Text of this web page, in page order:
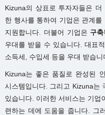
Kizuna의 상표로 투자자들은
한 행사를 통하여 기업은 관계
지원합니다. 더불어 기업은 구
우대를 받을 수 있습니다. 대표
소득세, 수입세 등을 우대 받습니
Kizuna는 좋은 품질로 완성된
시스템입니다. 그리고 Kizuna는
있습니다. 이러한 서비스는 기업
련하는 데에 도움을 줍니다. 그